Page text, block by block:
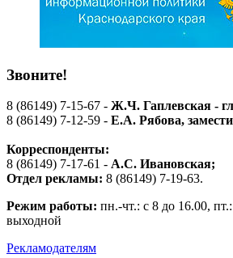
Звоните!
8 (86149) 7-15-67 - Ж.Ч. Гаплевская -
8 (86149) 7-12-59 - Е.А. Рябова,
Корреспонденты:
8 (86149) 7-17-61 - А.С. Ивановская;
Отдел рекламы: 8 (86149) 7-19-63.
Режим работы: пн.-чт.: с 8 до 16.00,
выходной
Рекламодателям